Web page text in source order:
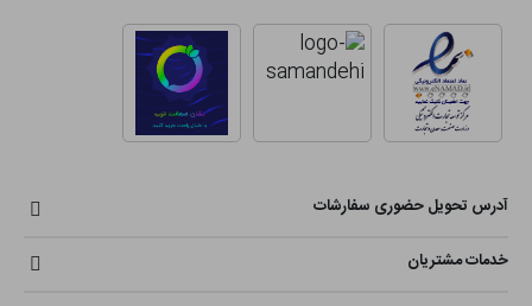
آدرس تحویل حضوری سفارشات
خدمات مشتریان